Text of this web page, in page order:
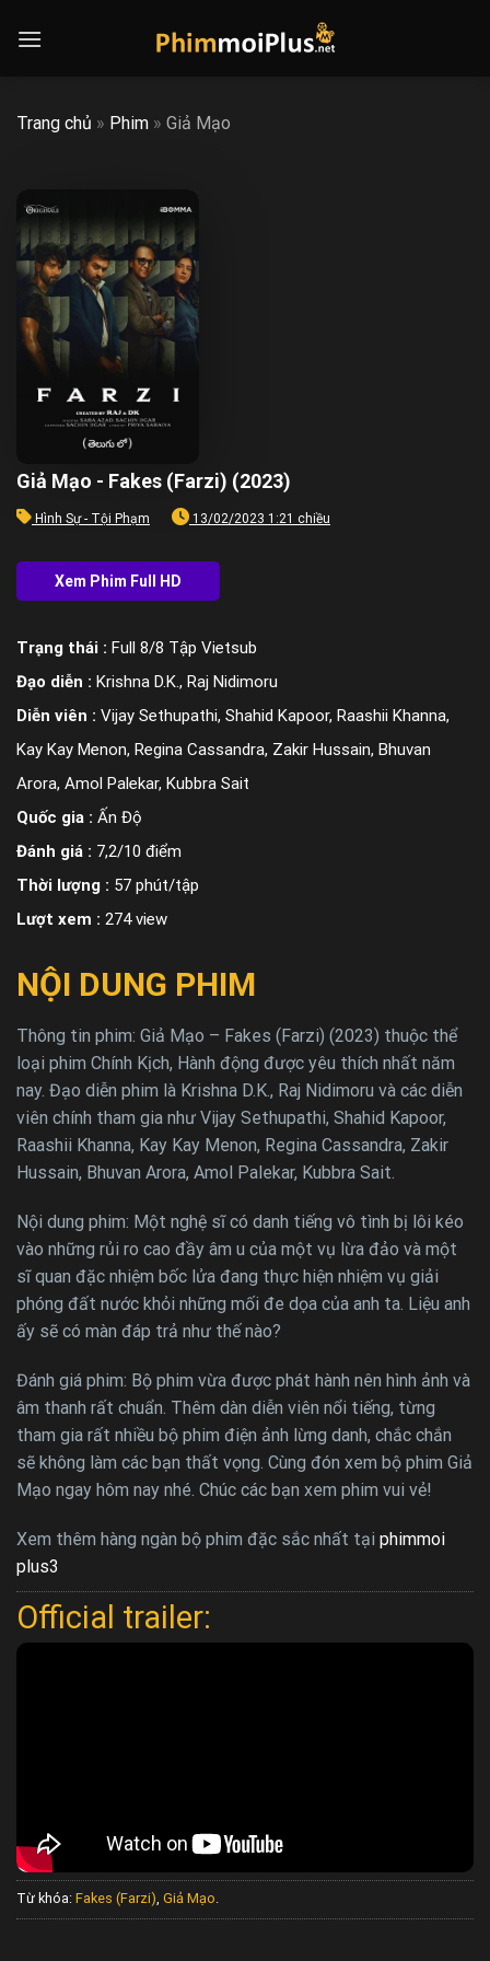
Trang chủ » Phim » Giả Mạo
Giả Mạo - Fakes (Farzi) (2023)
Hình Sự - Tội Phạm 13/02/2023 1:21 chiều
Trạng thái : Full 8/8 Tập Vietsub
Đạo diễn : Krishna D.K., Raj Nidimoru
Diễn viên : Vijay Sethupathi, Shahid Kapoor, Raashii Khanna,
Kay Kay Menon, Regina Cassandra, Zakir Hussain, Bhuvan
Arora, Amol Palekar, Kubbra Sait
Quốc gia : Ấn Độ
Đánh giá : 7,2/10 điểm
Thời lượng : 57 phút/tập
Lượt xem : 274 view
NỘI DUNG PHIM
Thông tin phim: Giả Mạo – Fakes (Farzi) (2023) thuộc thể
loại phim Chính Kịch, Hành động được yêu thích nhất năm
nay. Đạo diễn phim là Krishna D.K., Raj Nidimoru và các diễn
viên chính tham gia như Vijay Sethupathi, Shahid Kapoor,
Raashii Khanna, Kay Kay Menon, Regina Cassandra, Zakir
Hussain, Bhuvan Arora, Amol Palekar, Kubbra Sait.
Nội dung phim: Một nghệ sĩ có danh tiếng vô tình bị lôi kéo
vào những rủi ro cao đầy âm u của một vụ lừa đảo và một
sĩ quan đặc nhiệm bốc lửa đang thực hiện nhiệm vụ giải
phóng đất nước khỏi những mối đe dọa của anh ta. Liệu anh
ấy sẽ có màn đáp trả như thế nào?
Đánh giá phim: Bộ phim vừa được phát hành nên hình ảnh và
âm thanh rất chuẩn. Thêm dàn diễn viên nổi tiếng, từng
tham gia rất nhiều bộ phim điện ảnh lừng danh, chắc chắn
sẽ không làm các bạn thất vọng. Cùng đón xem bộ phim Giả
Mạo ngay hôm nay nhé. Chúc các bạn xem phim vui vẻ!
Xem thêm hàng ngàn bộ phim đặc sắc nhất tại phimmoi
plus3
Official trailer:
Từ khóa: Fakes (Farzi), Giả Mạo.